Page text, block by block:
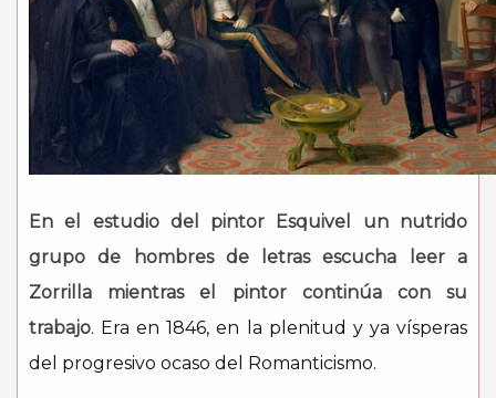
En el estudio del pintor Esquivel un nutrido
grupo de hombres de letras escucha leer a
Zorrilla mientras el pintor continúa con su
trabajo. Era en 1846, en la plenitud y ya vísperas
del progresivo ocaso del Romanticismo.